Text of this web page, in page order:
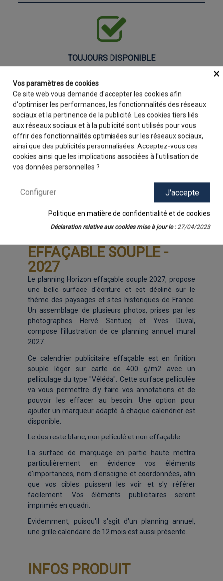
TOUJOURS DISPONIBLE
QUADRI COMPRISE
100% CRÉATION POSSIBLE
FABRIQUÉ EN FRANCE
EFFAÇABLE SOUPLE -
2027
Le planning Horizon effaçable souple 2027, propose
une belle surface d'écriture et est décliné sur le
thème des paysages et sites historiques de France.
Un assemblage de plusieurs photos, prises par les
photographes Hervé Sentucq et Yves Duval,
compose l'illustration de ce planning annuel mural
2027.
Ce calendrier publicitaire effaçable est en finition
souple léger sur carte de 400 g/m2 avec un
pelliculage du type "Véléda". Cette surface pelliculée
va vous permettre d'y faire vos annotations et de
pouvoir les effacer au besoin. Une option pour
ajouter un marqueur adapté à chaque calendrier est
disponible.
Le dos reste blanc, non pelliculé et non effaçable.
La surface de marquage en partie haute mettra
particulièrement en évidence vos éléments
d'importances, nom d'enseigne et coordonnées, afin
que vos cibles puissent les voir et s'y référer
facilement. Vos éléments publicitaires seront
imprimés en quadri.
Evidemment, puisqu'il s'agit d'un planning annuel,
une grille calendaire de 12 mois est aussi présente.
INFOS PRODUIT
×
Vos paramètres de cookies
Ce site web vous demande d'accepter les cookies afin
d'optimiser les performances, les fonctionnalités des réseaux
sociaux et la pertinence de la publicité. Les cookies tiers liés
aux réseaux sociaux et à la publicité sont utilisés pour vous
offrir des fonctionnalités optimisées sur les réseaux sociaux,
ainsi que des publicités personnalisées. Acceptez-vous ces
cookies ainsi que les implications associées à l'utilisation de
vos données personnelles ?
J'accepte
Configurer
Politique en matière de confidentialité et de cookies
Déclaration relative aux cookies mise à jour le :27/04/2023